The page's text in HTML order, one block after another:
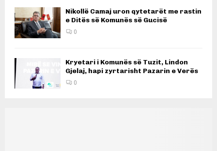
Nikollë Camaj uron qytetarët me rastin
e Ditës së Komunës së Gucisë
0
Kryetari i Komunës së Tuzit, Lindon
Gjelaj, hapi zyrtarisht Pazarin e Verës
0